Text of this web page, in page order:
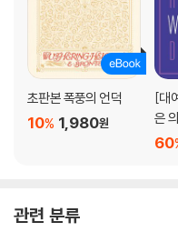
초판본 폭풍의 언덕
1,980원
10%
[대
은
60
관련 분류